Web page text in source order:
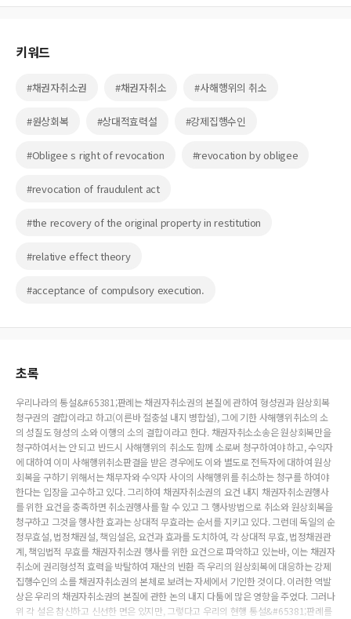
찾기
키워드
#채권자취소권 #채권자취소 #사해행위의 취소
#원상회복 #상대적효력설 #강제집행수인
#Obligee s right of revocation #revocation by obligee
#revocation of fraudulent act
#the recovery of the original property in restitution
#relative effect theory
#acceptance of compulsory execution.
초록
우리나라의 통설&#65381;판례는 채권자취소권의 본질에 관하여 형성권과 원상회복
청구권의 결합이라고 하고(이른바 절충설 내지 병합설), 그에 기한 사해행위취소의 소
의 성질도 형성의 소와 이행의 소의 결합이라고 한다. 채권자취소소송은 원상회복만을
청구하여서는 안 되고 반드시 사해행위의 취소도 함께 소로써 청구하여야 하고, 수익자
에 대하여 이미 사해행위취소판결을 받은 경우에도 이와 별도로 전득자에 대하여 원상
회복을 구하기 위해서는 채무자와 수익자 사이의 사해행위를 취소하는 청구를 하여야
한다는 입장을 고수하고 있다. 그리하여 채권자취소권의 요건 내지 채권자취소권행사
를 위한 요건을 충족하면 취소권행사를 할 수 있고 그 행사방법으로 취소와 원상회복을
청구하고 그것을 행사한 효과는 상대적 무효라는 순서를 지키고 있다. 그런데 독일의 순
정무효설, 법정채권설, 책임설은, 요건과 효과를 도치하여, 각 상대적 무효, 법정채권관
계, 책임법적 무효를 채권자취소권 행사를 위한 요건으로 파악하고 있는바, 이는 채권자
취소에 권리형성적 효력을 박탈하여 재산의 반환 즉 우리의 원상회복에 대응하는 강제
집행수인의 소를 채권자취소권의 본체로 보려는 자세에서 기인한 것이다. 이러한 역발
상은 우리의 채권자취소권의 본질에 관한 논의 내지 다툼에 많은 영향을 주었다. 그러나
위 각 설은 참신하고 신선한 면은 있지만, 그렇다고 우리의 현행 통설&#65381;판례를